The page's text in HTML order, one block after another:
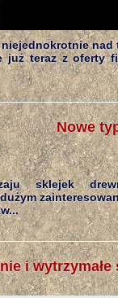
niejednokrotnie
teraz z oferty
Nowe
sklejek
i